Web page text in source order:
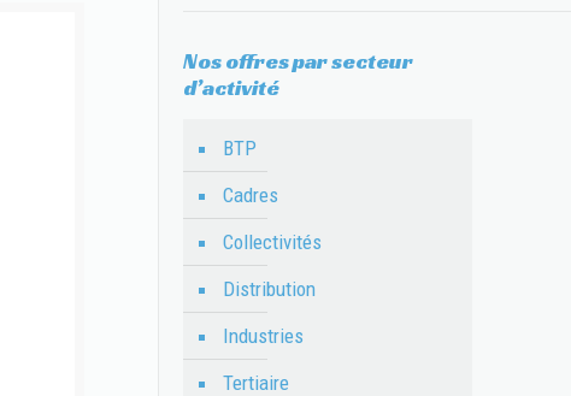
Nos offres par secteur
d’activité
BTP
Cadres
Collectivités
Distribution
Industries
Tertiaire